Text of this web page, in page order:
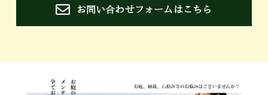
お問い合わせフォームはこちら